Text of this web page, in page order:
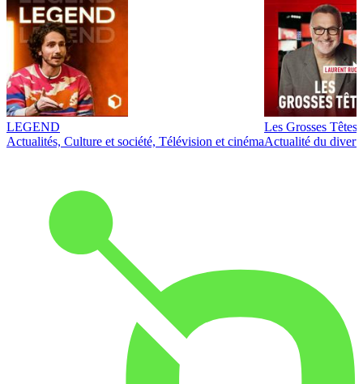
LEGEND
Actualités, Culture et société, Télévision et cinéma
Les Grosses Têtes
Actualité du